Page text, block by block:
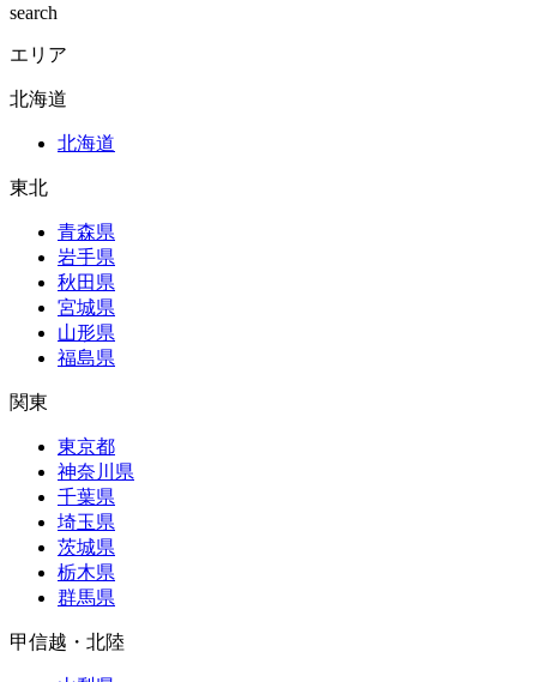
search
エリア
北海道
北海道
東北
青森県
岩手県
秋田県
宮城県
山形県
福島県
関東
東京都
神奈川県
千葉県
埼玉県
茨城県
栃木県
群馬県
甲信越・北陸